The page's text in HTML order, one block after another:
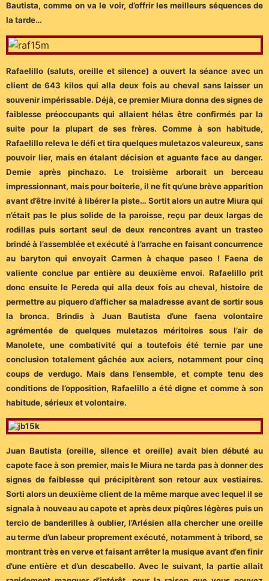
Bautista, comme on va le voir, d’offrir les meilleurs séquences de
la tarde…
Rafaelillo (saluts, oreille et silence) a ouvert la séance avec un
client de 643 kilos qui alla deux fois au cheval sans laisser un
souvenir impérissable. Déjà, ce premier Miura donna des signes de
faiblesse préoccupants qui allaient hélas être confirmés par la
suite pour la plupart de ses frères. Comme à son habitude,
Rafaelillo releva le défi et tira quelques muletazos valeureux, sans
pouvoir lier, mais en étalant décision et aguante face au danger.
Demie après pinchazo. Le troisième arborait un berceau
impressionnant, mais pour boiterie, il ne fit qu’une brève apparition
avant d’être invité à libérer la piste… Sortit alors un autre Miura qui
n’était pas le plus solide de la paroisse, reçu par deux largas de
rodillas puis sortant seul de deux rencontres avant un trasteo
brindé à l’assemblée et exécuté à l’arrache en faisant concurrence
au baryton qui envoyait Carmen à chaque paseo ! Faena de
valiente conclue par entière au deuxième envoi. Rafaelillo prit
donc ensuite le Pereda qui alla deux fois au cheval, histoire de
permettre au piquero d’afficher sa maladresse avant de sortir sous
la bronca. Brindis à Juan Bautista d’une faena volontaire
agrémentée de quelques muletazos méritoires sous l’air de
Manolete, une combativité qui a toutefois été ternie par une
conclusion totalement gâchée aux aciers, notamment pour cinq
coups de verdugo. Mais dans l’ensemble, et compte tenu des
conditions de l’opposition, Rafaelillo a été digne et comme à son
habitude, sérieux et volontaire.
Juan Bautista (oreille, silence et oreille) avait bien débuté au
capote face à son premier, mais le Miura ne tarda pas à donner des
signes de faiblesse qui précipitèrent son retour aux vestiaires.
Sorti alors un deuxième client de la même marque avec lequel il se
signala à nouveau au capote et après deux piqûres légères puis un
tercio de banderilles à oublier, l’Arlésien alla chercher une oreille
au terme d’un labeur proprement exécuté, notamment à tribord, se
montrant très en verve et faisant arrêter la musique avant d’en finir
d’une entière et d’un descabello. Avec le suivant, la partie allait